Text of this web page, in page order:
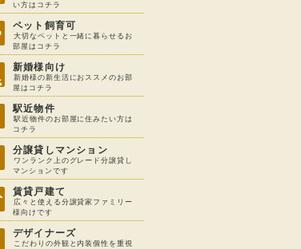
い方はコチラ
ペット飼育可
大切なペットと一緒に暮らせるお
部屋はコチラ
新婚様向け
新婚様の新生活におススメのお部
屋はコチラ
駅近物件
駅近物件のお部屋に住みたい方は
コチラ
分譲貸しマンション
ワンランク上のグレード分譲貸し
マンションです
賃貸戸建て
広々と使える分譲貸家ファミリー
様向けです
デザイナーズ
こだわりの外観と内装個性を重視